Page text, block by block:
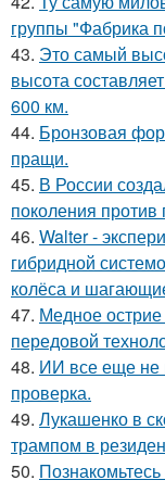
группы "Фабрика
43. Это самый
высота
600 км.
44. Бронзовая
пращи.
45. В России
поколения против
46. Walter -
гибридной
колёса и
47. Медное острие
передовой
48. ИИ все еще не
проверка.
49. Лукашенко в
трампом в
50.